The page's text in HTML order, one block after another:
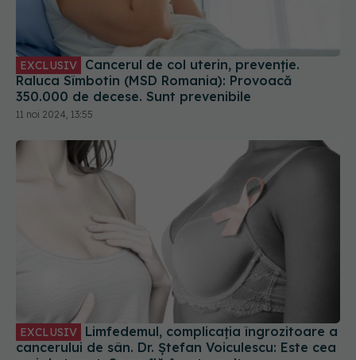
EXCLUSIV
Raluca Sîmbotin (MSD Romania): Provoacă
350.000 de decese. Sunt prevenibile
11 noi 2024, 13:55
EXCLUSIV
cancerului de sân. Dr. Ștefan Voiculescu: Este cea
mai de temut. Se umflă foarte mult